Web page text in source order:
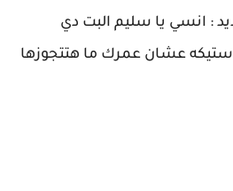
: انسي يا سليم البت دي
عشان عمرك ما هتتجوزها